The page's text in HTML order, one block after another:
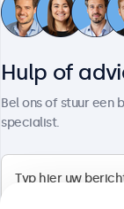
Hulp of
Bel ons of stuur een
specialist.